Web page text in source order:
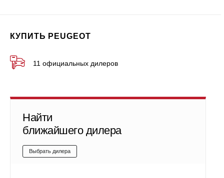
КУПИТЬ PEUGEOT
11 официальных дилеров
Найти
ближайшего дилера
Выбрать дилера